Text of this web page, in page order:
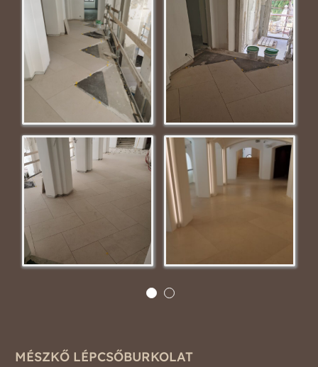
MÉSZKŐ LÉPCSŐBURKOLAT